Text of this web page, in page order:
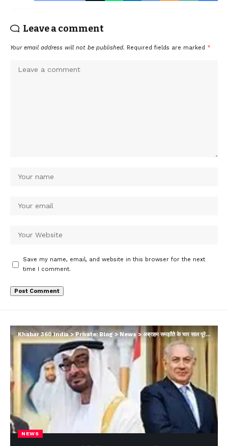
Leave a comment
Your email address will not be published. Required fields are marked *
Save my name, email, and website in this browser for the next
time I comment.
Khabar 360 India>Private: Blog > News>अब्राहम समझौते के चार साल पूरे……क्या आगे भी रहेगा कायम
NEWS